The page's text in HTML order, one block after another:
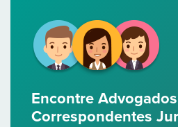
Encontre
Correspondentes